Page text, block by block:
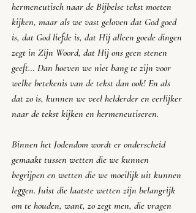
hermeneutisch naar de Bijbelse tekst moeten
kijken, maar als we vast geloven dat God goed
is, dat God liefde is, dat Hij alleen goede dingen
zegt in Zijn Woord, dat Hij ons geen stenen
geeft… Dan hoeven we niet bang te zijn voor
welke betekenis van de tekst dan ook! En als
dat zo is, kunnen we veel helderder en eerlijker
naar de tekst kijken en hermeneutiseren.
Binnen het Jodendom wordt er onderscheid
gemaakt tussen wetten die we kunnen
begrijpen en wetten die we moeilijk uit kunnen
leggen. Juist die laatste wetten zijn belangrijk
om te houden, want, zo zegt men, die vragen